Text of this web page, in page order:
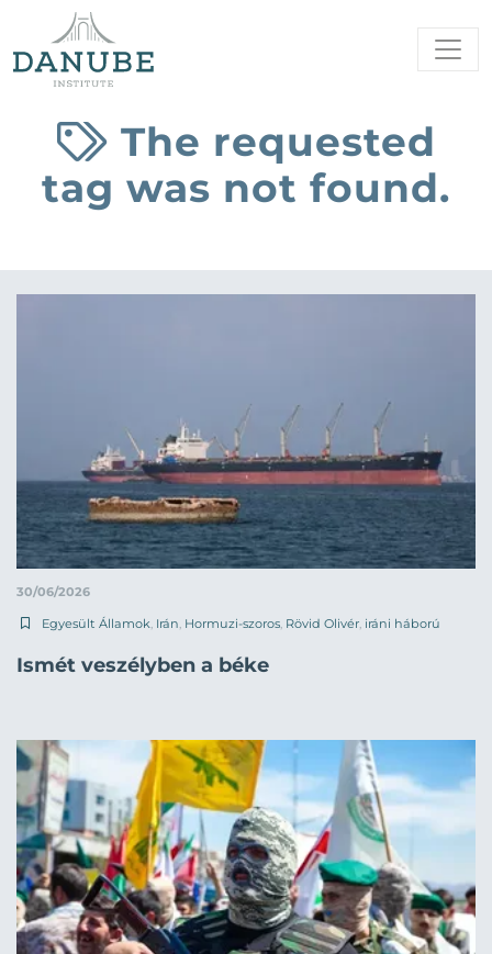
The requested
tag was not found.
30/06/2026
Egyesült Államok Irán Hormuzi-szoros Rövid Olivér iráni háború
Ismét veszélyben a béke